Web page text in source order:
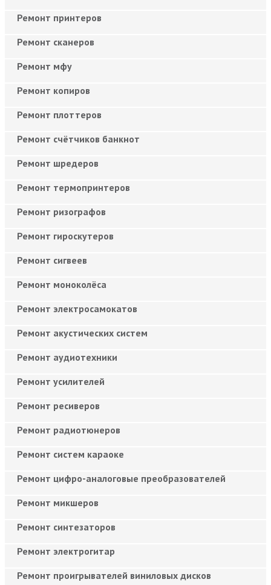
Ремонт принтеров
Ремонт сканеров
Ремонт мфу
Ремонт копиров
Ремонт плоттеров
Ремонт счётчиков банкнот
Ремонт шредеров
Ремонт термопринтеров
Ремонт ризографов
Ремонт гироскутеров
Ремонт сигвеев
Ремонт моноколёса
Ремонт электросамокатов
Ремонт акустических систем
Ремонт аудиотехники
Ремонт усилителей
Ремонт ресиверов
Ремонт радиотюнеров
Ремонт систем караоке
Ремонт цифро-аналоговые преобразователей
Ремонт микшеров
Ремонт синтезаторов
Ремонт электрогитар
Ремонт проигрывателей виниловых дисков